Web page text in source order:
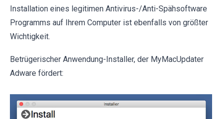
Installation eines legitimen Antivirus-/Anti-Spähsoftware
Programms auf Ihrem Computer ist ebenfalls von größter
Wichtigkeit.
Betrügerischer Anwendung-Installer, der MyMacUpdater
Adware fördert: